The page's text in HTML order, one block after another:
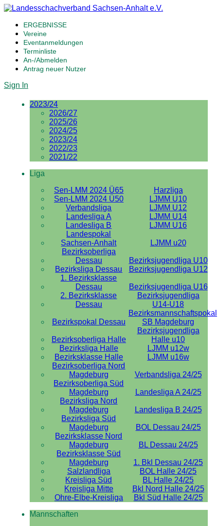
ERGEBNISSE
Vereine
Eventanmeldungen
Terminliste
An-/Abmelden
Antrag neuer Nutzer
Sign In
2023/24
2026/27
2025/26
2024/25
2023/24
2022/23
2021/22
Liga
Sen-LMM 2024 Ü65
Harzliga
Sen-LMM 2024 Ü50
LJMM U10
Verbandsliga
LJMM U12
Landesliga A
LJMM U14
Landesliga B
LJMM U16
Landespokal
Sachsen-Anhalt
LJMM u20
Bezirksoberliga
Dessau
Bezirksjugendliga U10
Bezirksliga Dessau
Bezirksjugendliga U12
1. Bezirksklasse
Dessau
Bezirksjugendliga U16
2. Bezirksklasse
Dessau
Bezirksjugendliga
U14-U18
Bezirkspokal Dessau
Bezirksmannschaftspokal
SB Magdeburg
Bezirksoberliga Halle
Bezirksjugendliga
Halle u10
Bezirksliga Halle
LJMM u12w
Bezirksklasse Halle
LJMM u16w
Bezirksoberliga Nord
Magdeburg
Verbandsliga 24/25
Bezirksoberliga Süd
Magdeburg
Landesliga A 24/25
Bezirksliga Nord
Magdeburg
Landesliga B 24/25
Bezirksliga Süd
Magdeburg
BOL Dessau 24/25
Bezirksklasse Nord
Magdeburg
BL Dessau 24/25
Bezirksklasse Süd
Magdeburg
1. Bkl Dessau 24/25
Salzlandliga
BOL Halle 24/25
Kreisliga Süd
BL Halle 24/25
Kreisliga Mitte
Bkl Nord Halle 24/25
Ohre-Elbe-Kreisliga
Bkl Süd Halle 24/25
Mannschaften